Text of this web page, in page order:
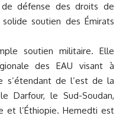
défense des droits de
soutien des Émirats
soutien militaire. Elle
des EAU visant à
s’étendant de l’est de la
Darfour, le Sud-Soudan,
et l’Éthiopie. Hemedti est